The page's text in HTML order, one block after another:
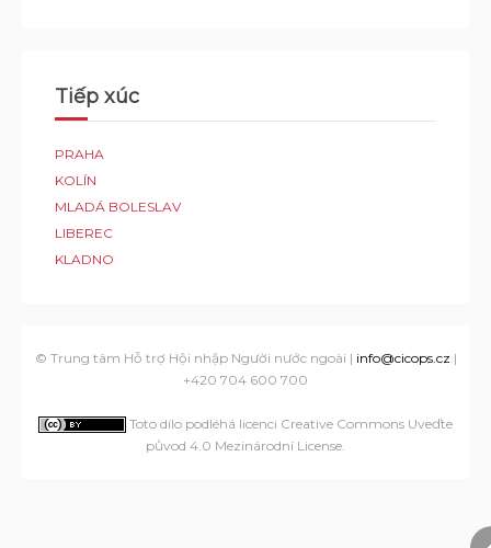
Tiếp xúc
PRAHA
KOLÍN
MLADÁ BOLESLAV
LIBEREC
KLADNO
© Trung tâm Hỗ trợ Hội nhập Người nước ngoài | info@cicops.cz |
+420 704 600 700
Toto dílo podléhá licenci Creative Commons Uveďte
původ 4.0 Mezinárodní License